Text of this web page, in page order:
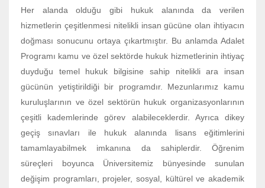
Her alanda olduğu gibi hukuk alanında da verilen
hizmetlerin çeşitlenmesi nitelikli insan gücüne olan ihtiyacın
doğması sonucunu ortaya çıkartmıştır. Bu anlamda Adalet
Programı kamu ve özel sektörde hukuk hizmetlerinin ihtiyaç
duyduğu temel hukuk bilgisine sahip nitelikli ara insan
gücünün yetiştirildiği bir programdır. Mezunlarımız kamu
kuruluşlarının ve özel sektörün hukuk organizasyonlarının
çeşitli kademlerinde görev alabileceklerdir. Ayrıca dikey
geçiş sınavları ile hukuk alanında lisans eğitimlerini
tamamlayabilmek imkanına da sahiplerdir. Öğrenim
süreçleri boyunca Üniversitemiz bünyesinde sunulan
değişim programları, projeler, sosyal, kültürel ve akademik